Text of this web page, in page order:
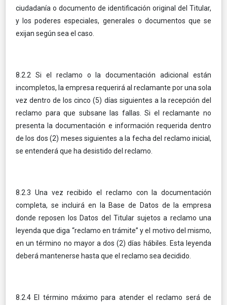
ciudadanía o documento de identificación original del Titular,
y los poderes especiales, generales o documentos que se
exijan según sea el caso.
8.2.2 Si el reclamo o la documentación adicional están
incompletos, la empresa requerirá al reclamante por una sola
vez dentro de los cinco (5) días siguientes a la recepción del
reclamo para que subsane las fallas. Si el reclamante no
presenta la documentación e información requerida dentro
de los dos (2) meses siguientes a la fecha del reclamo inicial,
se entenderá que ha desistido del reclamo.
8.2.3 Una vez recibido el reclamo con la documentación
completa, se incluirá en la Base de Datos de la empresa
donde reposen los Datos del Titular sujetos a reclamo una
leyenda que diga “reclamo en trámite” y el motivo del mismo,
en un término no mayor a dos (2) días hábiles. Esta leyenda
deberá mantenerse hasta que el reclamo sea decidido.
8.2.4 El término máximo para atender el reclamo será de